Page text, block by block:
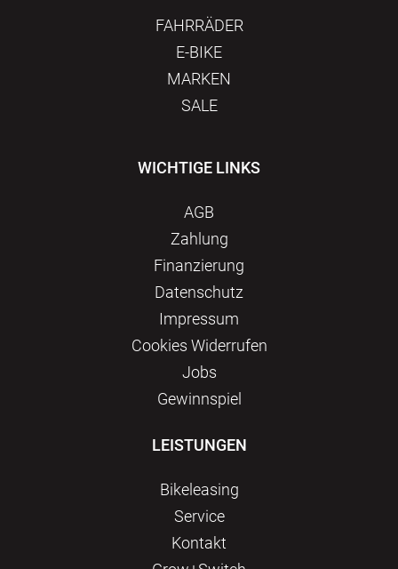
FAHRRÄDER
E-BIKE
MARKEN
SALE
WICHTIGE LINKS
AGB
Zahlung
Finanzierung
Datenschutz
Impressum
Сookies Widerrufen
Jobs
Gewinnspiel
LEISTUNGEN
Bikeleasing
Service
Kontakt